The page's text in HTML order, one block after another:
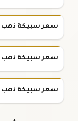
سعر سبيكة ذهب ٢٥ جرام عيار ٢٤
سعر سبيكة ذهب ٥٠ جرام عيار ٢٤
سعر سبيكة ذهب ١٠٠ جرام عيار ٢٤